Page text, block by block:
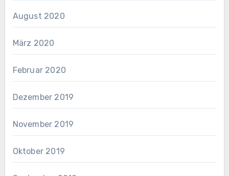
August 2020
März 2020
Februar 2020
Dezember 2019
November 2019
Oktober 2019